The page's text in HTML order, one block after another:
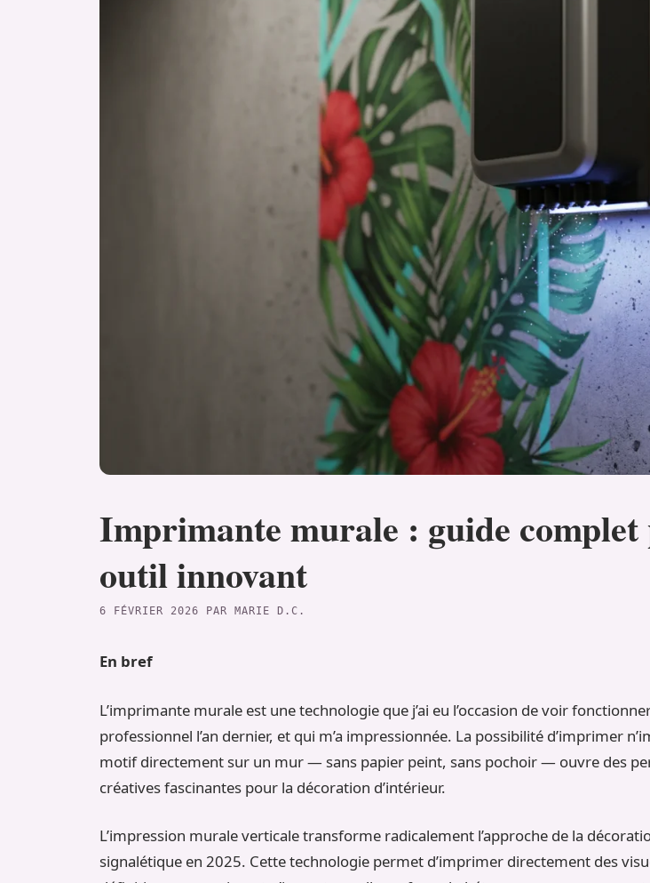
Imprimante murale : guide
outil innovant
6 FÉVRIER 2026 PAR MARIE D.C.
En bref
L’imprimante murale est une technologie que j’ai eu l’occasion de voir
professionnel l’an dernier, et qui m’a impressionnée. La possibilité d’imprimer
motif directement sur un mur — sans papier peint, sans pochoir — ouvre des
créatives fascinantes pour la décoration d’intérieur.
L’impression murale verticale transforme radicalement l’approche de la
signalétique en 2025. Cette technologie permet d’imprimer directement des